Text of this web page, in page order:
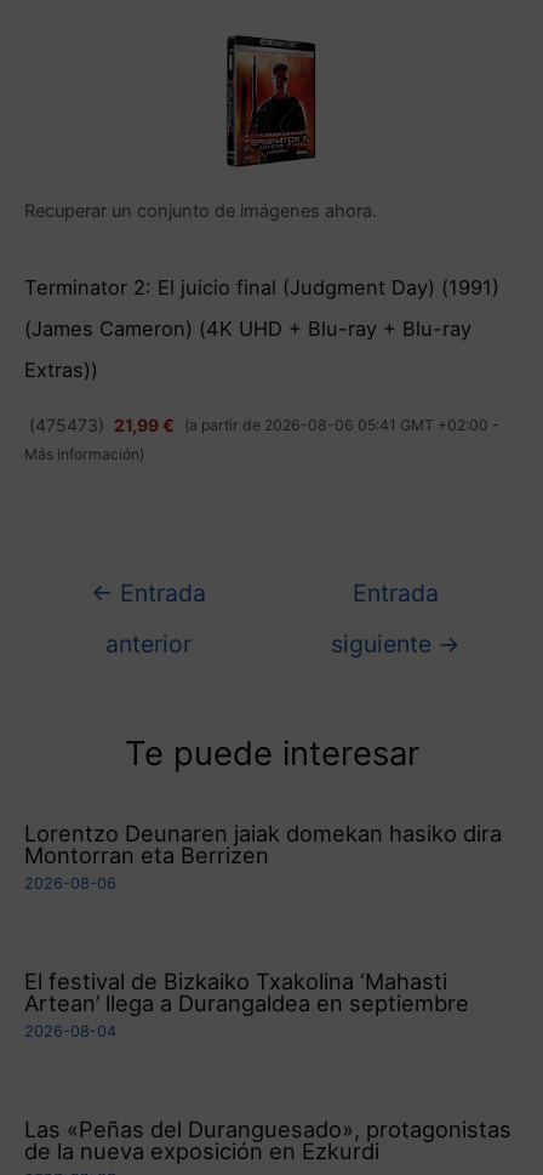
Recuperar un conjunto de imágenes ahora.
Terminator 2: El juicio final (Judgment Day) (1991)
(James Cameron) (4K UHD + Blu-ray + Blu-ray
Extras))
(475473) 21,99 €
(a partir de 2026-08-06 05:41 GMT +02:00 -
Más información)
← Entrada
anterior
Entrada
siguiente →
Te puede interesar
Lorentzo Deunaren jaiak domekan hasiko dira
Montorran eta Berrizen
2026-08-06
El festival de Bizkaiko Txakolina ‘Mahasti
Artean’ llega a Durangaldea en septiembre
2026-08-04
Las «Peñas del Duranguesado», protagonistas
de la nueva exposición en Ezkurdi